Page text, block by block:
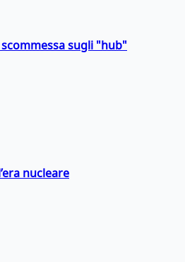
sugli "hub"
nucleare